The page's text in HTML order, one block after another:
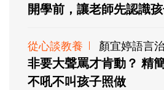
開學前，讓老師先認識
從心談教養 顏宜婷語言
非要大聲罵才肯動？ 精
不吼不叫孩子照做